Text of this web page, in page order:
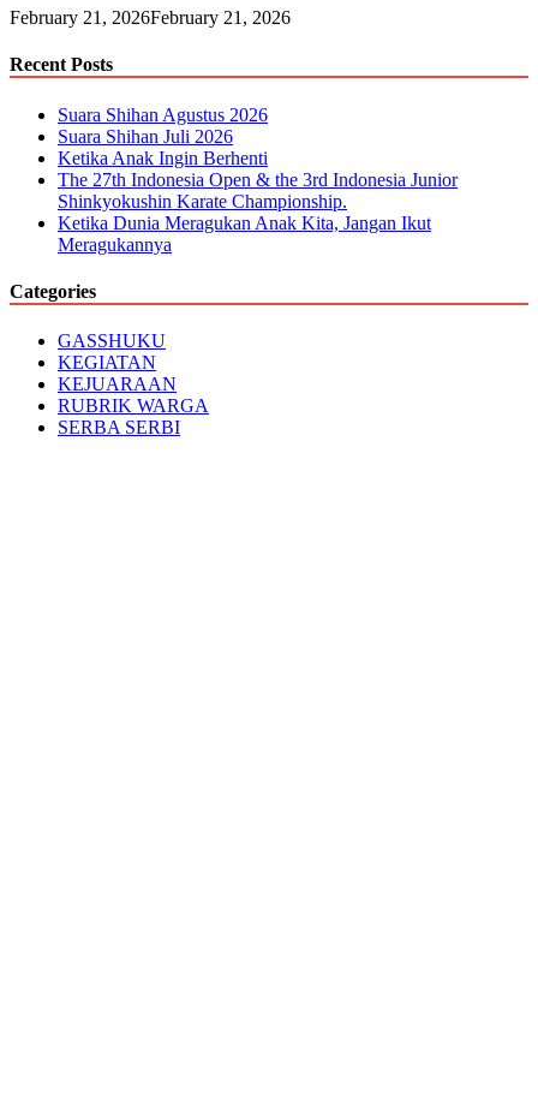
February 21, 2026February 21, 2026
Recent Posts
Suara Shihan Agustus 2026
Suara Shihan Juli 2026
Ketika Anak Ingin Berhenti
The 27th Indonesia Open & the 3rd Indonesia Junior
Shinkyokushin Karate Championship.
Ketika Dunia Meragukan Anak Kita, Jangan Ikut
Meragukannya
Categories
GASSHUKU
KEGIATAN
KEJUARAAN
RUBRIK WARGA
SERBA SERBI